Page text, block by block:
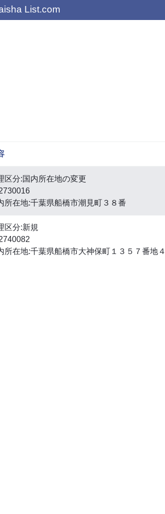
List.com
区分:国内所在地の変更
所在地:千葉県船橋市潮見町３８番
区分:新規
所在地:千葉県船橋市大神保町１３５７番地４